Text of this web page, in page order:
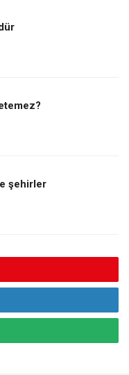
şehirler